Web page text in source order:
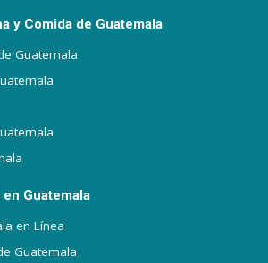
y Comida de Guatemala
Guatemala
Guatemala
en Línea
Guatemala